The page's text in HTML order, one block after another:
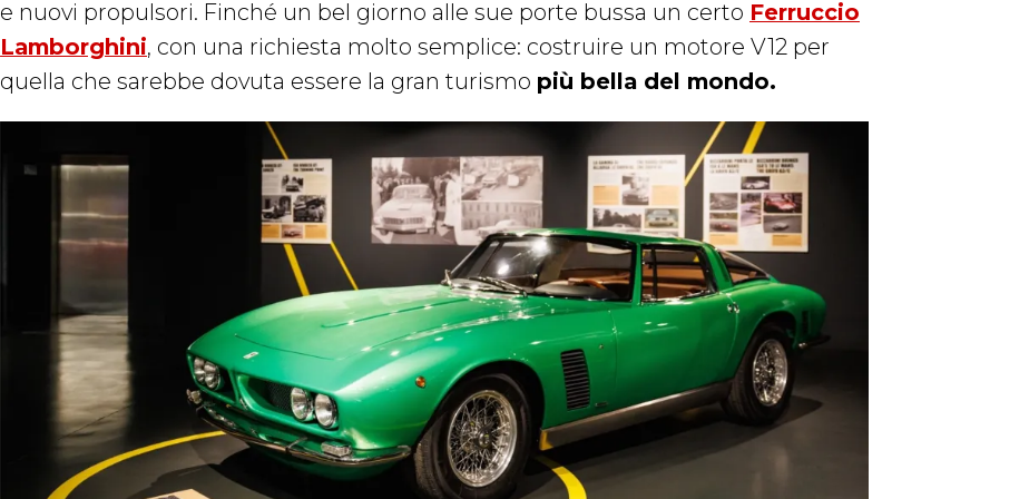
e nuovi propulsori. Finché un bel giorno alle sue porte bussa un certo Ferruccio
Lamborghini, con una richiesta molto semplice: costruire un motore V12 per
quella che sarebbe dovuta essere la gran turismo più bella del mondo.